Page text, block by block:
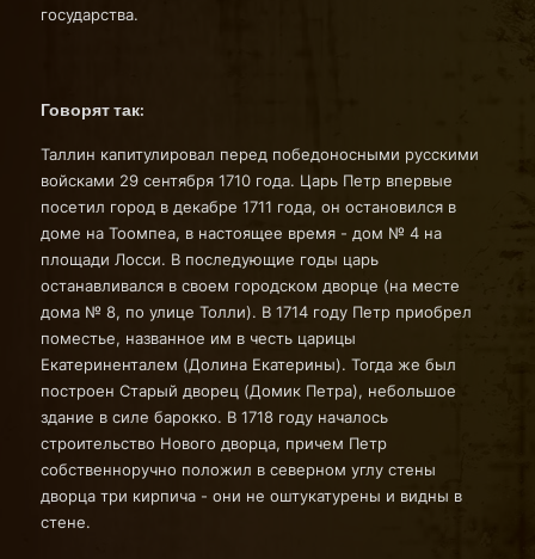
государства.
Говорят так:
Таллин капитулировал перед победоносными русскими
войсками 29 сентября 1710 года. Царь Петр впервые
посетил город в декабре 1711 года, он остановился в
доме на Тоомпеа, в настоящее время - дом № 4 на
площади Лосси. В последующие годы царь
останавливался в своем городском дворце (на месте
дома № 8, по улице Толли). В 1714 году Петр приобрел
поместье, названное им в честь царицы
Екатериненталем (Долина Екатерины). Тогда же был
построен Старый дворец (Домик Петра), небольшое
здание в силе барокко. В 1718 году началось
строительство Нового дворца, причем Петр
собственноручно положил в северном углу стены
дворца три кирпича - они не оштукатурены и видны в
стене.